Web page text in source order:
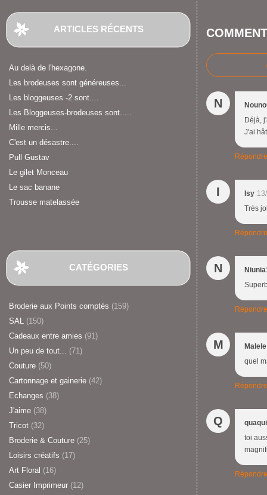
ARTICLES RÉCENTS
Au delà de l'hexagone.
Les brodeuses sont généreuses...
Les bloggeuses -2 sont....
Les Bloggeuses-brodeuses sont.....
Mille mercis...
C'est un désastre....
Pull Gustav
Le gilet Monceau
Le sac banane
Trousse matelassée
CATÉGORIES
Broderie aux Points comptés (159)
SAL (150)
Cadeaux entre amies (91)
Un peu de tout... (71)
Couture (50)
Cartonnage et gainerie (42)
Echanges (38)
J'aime (38)
Tricot (32)
Broderie & Couture (25)
Loisirs créatifs (17)
Art Floral (16)
Casier Imprimeur (12)
N
Déjà,
J'ai
Répondre
I Isy
Très
Répondre
N
Répondre
M
Malele
quel
Répondre
Q
toi
Répondre